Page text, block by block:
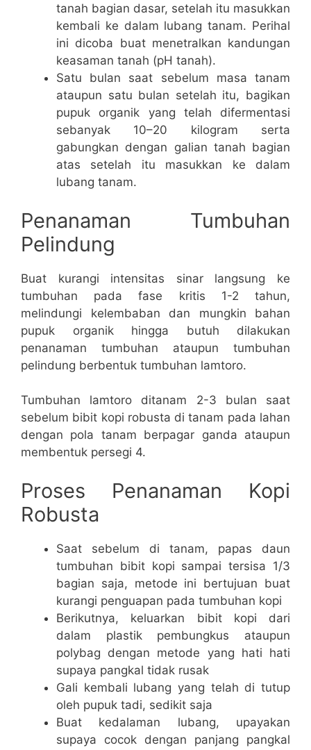
tanah bagian dasar, setelah itu masukkan
kembali ke dalam lubang tanam. Perihal
ini dicoba buat menetralkan kandungan
keasaman tanah (pH tanah).
Satu bulan saat sebelum masa tanam
ataupun satu bulan setelah itu, bagikan
pupuk organik yang telah difermentasi
sebanyak 10–20 kilogram serta
gabungkan dengan galian tanah bagian
atas setelah itu masukkan ke dalam
lubang tanam.
Penanaman Tumbuhan
Pelindung
Buat kurangi intensitas sinar langsung ke
tumbuhan pada fase kritis 1-2 tahun,
melindungi kelembaban dan mungkin bahan
pupuk organik hingga butuh dilakukan
penanaman tumbuhan ataupun tumbuhan
pelindung berbentuk tumbuhan lamtoro.
Tumbuhan lamtoro ditanam 2-3 bulan saat
sebelum bibit kopi robusta di tanam pada lahan
dengan pola tanam berpagar ganda ataupun
membentuk persegi 4.
Proses Penanaman Kopi
Robusta
Saat sebelum di tanam, papas daun
tumbuhan bibit kopi sampai tersisa 1/3
bagian saja, metode ini bertujuan buat
kurangi penguapan pada tumbuhan kopi
Berikutnya, keluarkan bibit kopi dari
dalam plastik pembungkus ataupun
polybag dengan metode yang hati hati
supaya pangkal tidak rusak
Gali kembali lubang yang telah di tutup
oleh pupuk tadi, sedikit saja
Buat kedalaman lubang, upayakan
supaya cocok dengan panjang pangkal